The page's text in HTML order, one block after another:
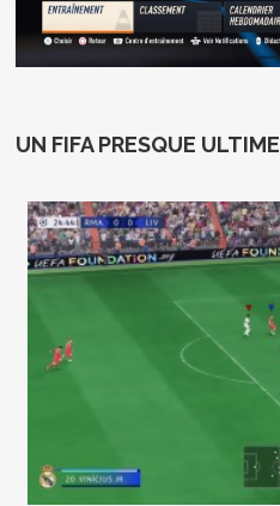
UN FIFA PRESQUE ULTIME